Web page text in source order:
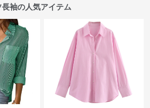
袖の人気アイテム